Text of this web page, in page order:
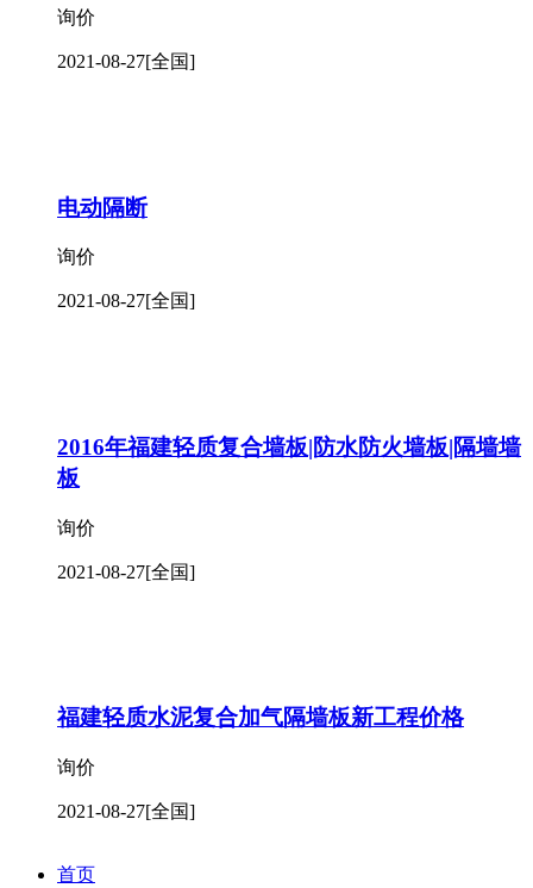
询价
2021-08-27[全国]
电动隔断
询价
2021-08-27[全国]
2016年福建轻质复合墙板|防水防火墙板|隔墙墙
板
询价
2021-08-27[全国]
福建轻质水泥复合加气隔墙板新工程价格
询价
2021-08-27[全国]
首页